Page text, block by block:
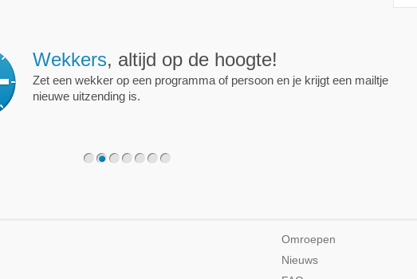
, altijd op de hoogte!
wekker op een programma of persoon en je krijgt een mailtje als er een
uitzending is.
Omroepen
Nieuws